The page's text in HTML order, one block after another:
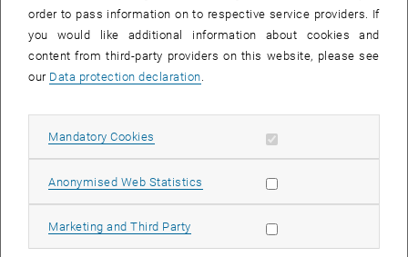
Vittorio Magnago Lampugnani, geboren 1951 in Rom, ist Professor
für Geschichte des Städtebaus an der ETH Zürich, Architekt mit
eigenem Büro in Mailand, Historiker und Publizist.
Dauerhaften", zuletzt erschien "Die Stadt im 20. Jahrhundert.
Visionen, Entwürfe, Gebautes".
Zeit & Ort:
Montag, 21. Mai 2012, 18:30 Uhr
Wien Museum Karlsplatz
order to pass information on to respective service providers. If
you would like additional information about cookies and
content from third-party providers on this website, please see
our Data protection declaration
Mandatory Cookies Allow mandatory cookies
Anonymised Web Statistics Allow statistic cookies
Marketing and Third Party Allow marketing cookies